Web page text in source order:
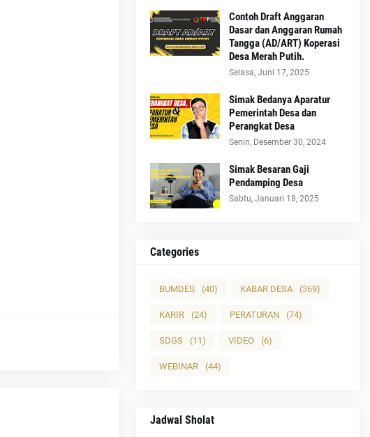
Contoh Draft Anggaran
Dasar dan Anggaran Rumah
Tangga (AD/ART) Koperasi
Desa Merah Putih.
Selasa, Juni 17, 2025
Simak Bedanya Aparatur
Pemerintah Desa dan
Perangkat Desa
Senin, Desember 30, 2024
Simak Besaran Gaji
Pendamping Desa
Sabtu, Januari 18, 2025
Categories
BUMDES (40) KABAR DESA (369)
KARIR (24) PERATURAN (74)
SDGS (11) VIDEO (6)
WEBINAR (44)
Jadwal Sholat